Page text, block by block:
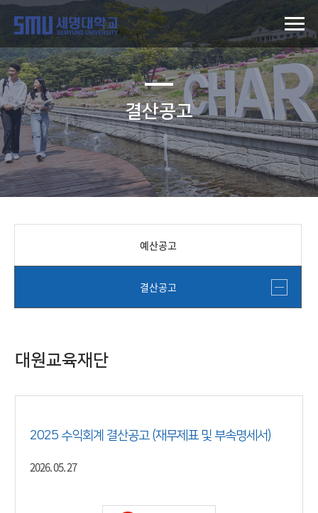
결산공고
예산공고
결산공고
대원교육재단
2025 수익회계 결산공고 (재무제표 및 부속명세서)
2026. 05. 27